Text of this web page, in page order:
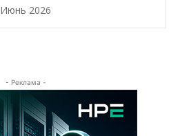
Июнь 2026
- Реклама -